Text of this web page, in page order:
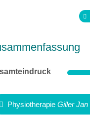
PhysiotherapieGiller Jan